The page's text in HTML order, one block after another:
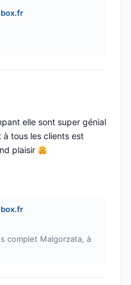
elle sont super génial
tous les clients est
plaisir
complet Malgorzata, à